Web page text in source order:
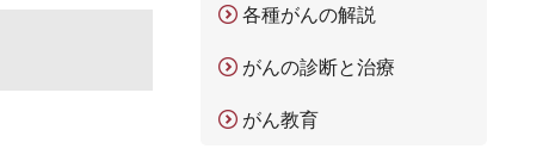
各種がんの解説
がんの診断と治療
がん教育